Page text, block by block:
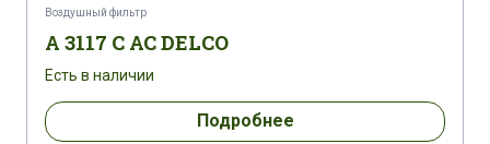
ATLAS COPCO XRHS 285 MD
Воздушный фильтр
A 3117 C AC DELCO
Есть в наличии
Подробнее